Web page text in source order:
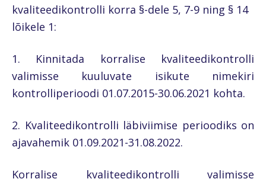
kvaliteedikontrolli korra §-dele 5, 7-9 ning § 14
lõikele 1:
1. Kinnitada korralise kvaliteedikontrolli
valimisse kuuluvate isikute nimekiri
kontrolliperioodi 01.07.2015-30.06.2021 kohta.
2. Kvaliteedikontrolli läbiviimise perioodiks on
ajavahemik 01.09.2021-31.08.2022.
Korralise kvaliteedikontrolli valimisse